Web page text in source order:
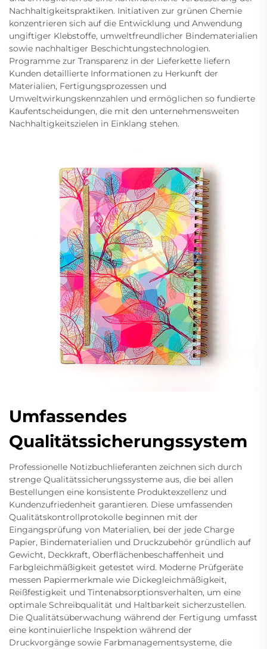
Nachhaltigkeitspraktiken. Initiativen zur grünen Chemie
konzentrieren sich auf die Entwicklung und Anwendung
ungiftiger Klebstoffe, umweltfreundlicher Bindematerialien
sowie nachhaltiger Beschichtungstechnologien.
Programme zur Transparenz in der Lieferkette liefern
Kunden detaillierte Informationen zu Herkunft der
Materialien, Fertigungsprozessen und
Umweltwirkungskennzahlen und ermöglichen so fundierte
Kaufentscheidungen, die mit den unternehmensweiten
Nachhaltigkeitszielen in Einklang stehen.
Umfassendes
Qualitätssicherungssystem
Professionelle Notizbuchlieferanten zeichnen sich durch
strenge Qualitätssicherungssysteme aus, die bei allen
Bestellungen eine konsistente Produktexzellenz und
Kundenzufriedenheit garantieren. Diese umfassenden
Qualitätskontrollprotokolle beginnen mit der
Eingangsprüfung von Materialien, bei der jede Charge
Papier, Bindematerialien und Druckzubehör gründlich auf
Gewicht, Deckkraft, Oberflächenbeschaffenheit und
Farbgleichmäßigkeit getestet wird. Moderne Prüfgeräte
messen Papiermerkmale wie Dickegleichmäßigkeit,
Reißfestigkeit und Tintenabsorptionsverhalten, um eine
optimale Schreibqualität und Haltbarkeit sicherzustellen.
Die Qualitätsüberwachung während der Fertigung umfasst
eine kontinuierliche Inspektion während der
Druckvorgänge sowie Farbmanagementsysteme, die